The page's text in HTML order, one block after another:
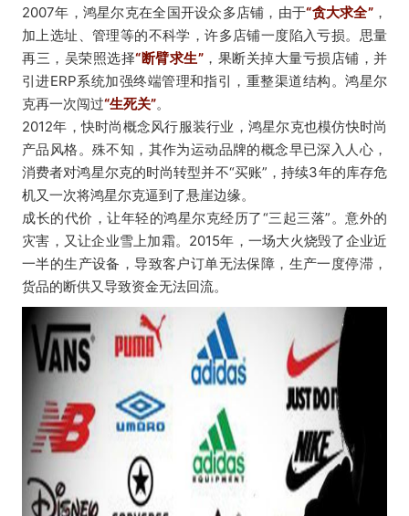
2007年，鸿星尔克在全国开设众多店铺，由于“贪大求全”，
加上选址、管理等的不科学，许多店铺一度陷入亏损。思量
再三，吴荣照选择“断臂求生”，果断关掉大量亏损店铺，并
引进ERP系统加强终端管理和指引，重整渠道结构。鸿星尔
克再一次闯过“生死关”。
2012年，快时尚概念风行服装行业，鸿星尔克也模仿快时尚
产品风格。殊不知，其作为运动品牌的概念早已深入人心，
消费者对鸿星尔克的时尚转型并不“买账”，持续3年的库存危
机又一次将鸿星尔克逼到了悬崖边缘。
成长的代价，让年轻的鸿星尔克经历了“三起三落”。意外的
灾害，又让企业雪上加霜。2015年，一场大火烧毁了企业近
一半的生产设备，导致客户订单无法保障，生产一度停滞，
货品的断供又导致资金无法回流。